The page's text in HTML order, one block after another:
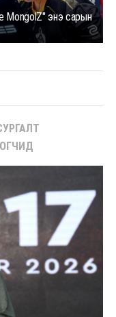
MongolZ" энэ сарын